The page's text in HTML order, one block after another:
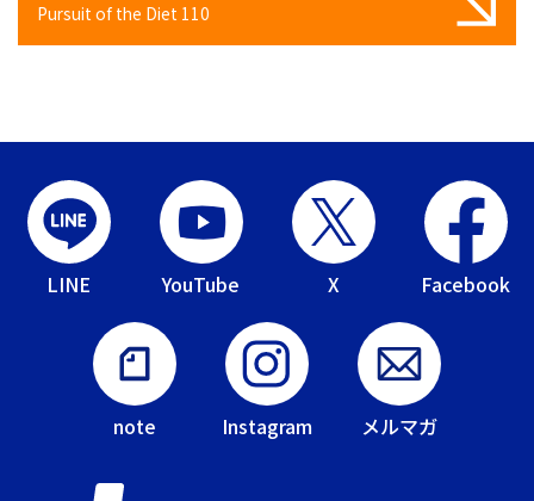
Pursuit of the Diet 110
LINE YouTube X Facebook
note Instagram メルマガ